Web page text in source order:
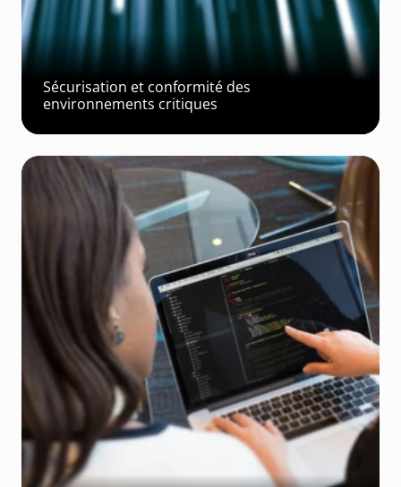
Sécurisation et conformité des
environnements critiques